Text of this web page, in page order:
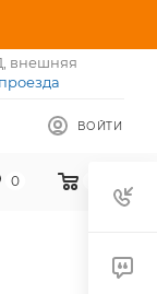
внешняя
ВОЙТИ
0